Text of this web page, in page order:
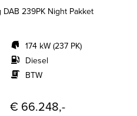
239PK Night Pakket
174 kW (237 PK)
Diesel
BTW
€ 66.248,-